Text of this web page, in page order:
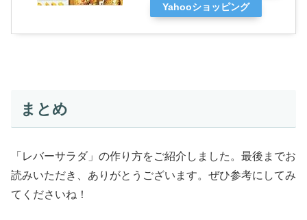
Yahooショッピング
まとめ
「レバーサラダ」の作り方をご紹介しました。最後までお
読みいただき、ありがとうございます。ぜひ参考にしてみ
てくださいね！